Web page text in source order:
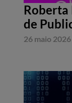
Roberta
de
26 maio 2026